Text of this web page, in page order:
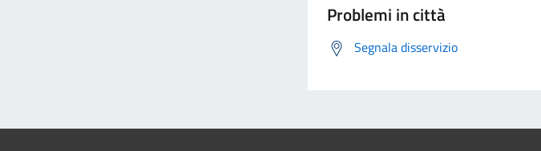
Problemi in città
Segnala disservizio